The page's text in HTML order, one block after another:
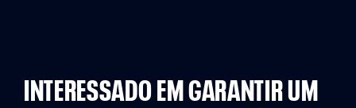
INTERESSADO EM GARANTIR UM